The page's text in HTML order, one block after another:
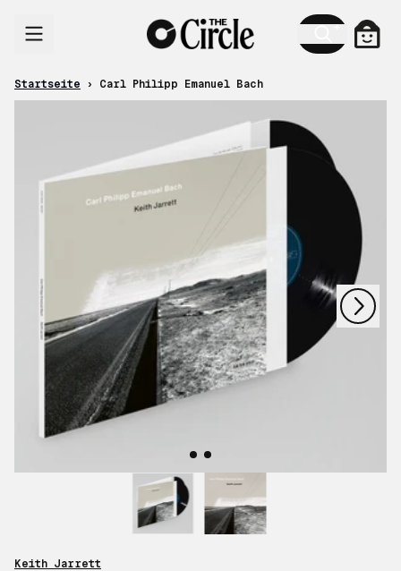
Startseite › Carl Philipp Emanuel Bach
vorheriges
nächstes
Keith Jarrett